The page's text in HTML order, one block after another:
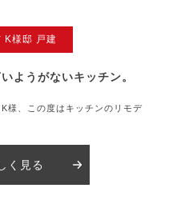
K様邸 戸建
ようがないキッチン。
様、この度はキッチンのリモデ
く見る